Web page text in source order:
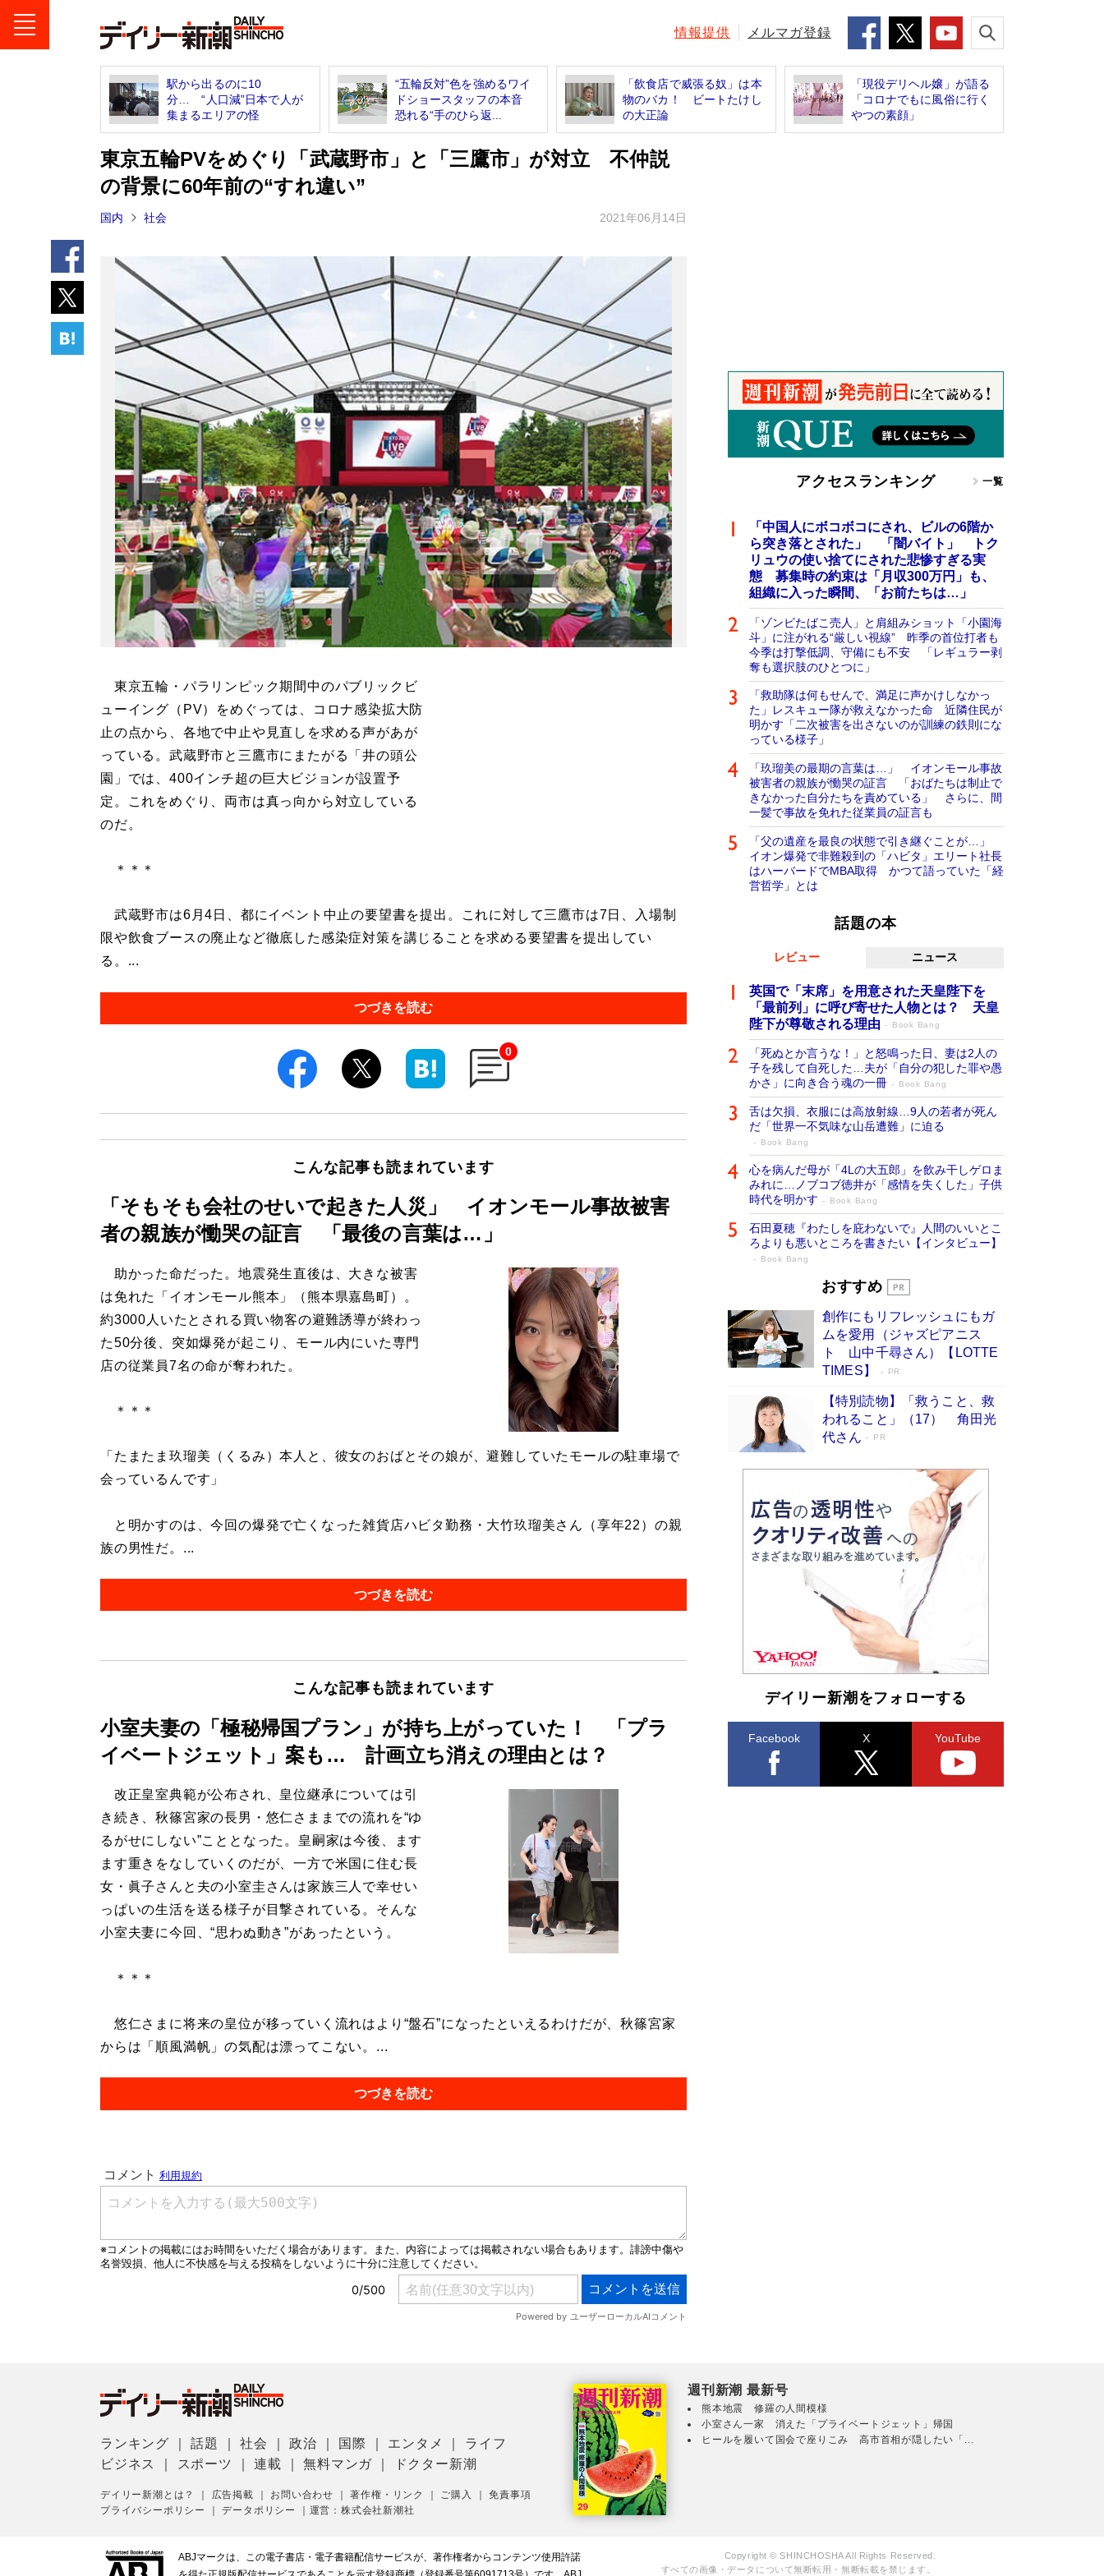
情報提供 メルマガ登録
駅から出るのに10
分… “人口減”日本で人が
集まるエリアの怪
“五輪反対”色を強めるワイ
ドショースタッフの本音
恐れる“手のひら返...
「飲食店で威張る奴」は本
物のバカ！ ビートたけし
の大正論
「現役デリヘル嬢」が語る
「コロナでもに風俗に行く
やつの素顔」
東京五輪PVをめぐり「武蔵野市」と「三鷹市」が対立 不仲説
の背景に60年前の“すれ違い”
国内 社会 2021年06月14日
東京五輪・パラリンピック期間中のパブリックビ
ューイング（PV）をめぐっては、コロナ感染拡大防
止の点から、各地で中止や見直しを求める声があが
っている。武蔵野市と三鷹市にまたがる「井の頭公
園」では、400インチ超の巨大ビジョンが設置予
定。これをめぐり、両市は真っ向から対立している
のだ。
＊＊＊
武蔵野市は6月4日、都にイベント中止の要望書を提出。これに対して三鷹市は7日、入場制
限や飲食ブースの廃止など徹底した感染症対策を講じることを求める要望書を提出してい
る。...
つづきを読む
0
こんな記事も読まれています
「そもそも会社のせいで起きた人災」 イオンモール事故被害
者の親族が慟哭の証言 「最後の言葉は…」
助かった命だった。地震発生直後は、大きな被害
は免れた「イオンモール熊本」（熊本県嘉島町）。
約3000人いたとされる買い物客の避難誘導が終わっ
た50分後、突如爆発が起こり、モール内にいた専門
店の従業員7名の命が奪われた。
＊＊＊
「たまたま玖瑠美（くるみ）本人と、彼女のおばとその娘が、避難していたモールの駐車場で
会っているんです」
と明かすのは、今回の爆発で亡くなった雑貨店ハビタ勤務・大竹玖瑠美さん（享年22）の親
族の男性だ。...
つづきを読む
こんな記事も読まれています
小室夫妻の「極秘帰国プラン」が持ち上がっていた！ 「プラ
イベートジェット」案も… 計画立ち消えの理由とは？
改正皇室典範が公布され、皇位継承については引
き続き、秋篠宮家の長男・悠仁さままでの流れを“ゆ
るがせにしない”こととなった。皇嗣家は今後、ます
ます重きをなしていくのだが、一方で米国に住む長
女・眞子さんと夫の小室圭さんは家族三人で幸せい
っぱいの生活を送る様子が目撃されている。そんな
小室夫妻に今回、“思わぬ動き”があったという。
＊＊＊
悠仁さまに将来の皇位が移っていく流れはより“盤石”になったといえるわけだが、秋篠宮家
からは「順風満帆」の気配は漂ってこない。...
つづきを読む
アクセスランキング 一覧
「中国人にボコボコにされ、ビルの6階か
ら突き落とされた」 「闇バイト」 トク
リュウの使い捨てにされた悲惨すぎる実
態 募集時の約束は「月収300万円」も、
組織に入った瞬間、「お前たちは…」
「ゾンビたばこ売人」と肩組みショット「小園海
斗」に注がれる“厳しい視線” 昨季の首位打者も
今季は打撃低調、守備にも不安 「レギュラー剥
奪も選択肢のひとつに」
「救助隊は何もせんで、満足に声かけしなかっ
た」レスキュー隊が救えなかった命 近隣住民が
明かす「二次被害を出さないのが訓練の鉄則にな
っている様子」
「玖瑠美の最期の言葉は…」 イオンモール事故
被害者の親族が慟哭の証言 「おばたちは制止で
きなかった自分たちを責めている」 さらに、間
一髪で事故を免れた従業員の証言も
「父の遺産を最良の状態で引き継ぐことが…」
イオン爆発で非難殺到の「ハビタ」エリート社長
はハーバードでMBA取得 かつて語っていた「経
営哲学」とは
話題の本
レビュー ニュース
英国で「末席」を用意された天皇陛下を
「最前列」に呼び寄せた人物とは？ 天皇
陛下が尊敬される理由
Book Bang
「死ぬとか言うな！」と怒鳴った日、妻は2人の
子を残して自死した…夫が「自分の犯した罪や愚
かさ」に向き合う魂の一冊
Book Bang
舌は欠損、衣服には高放射線…9人の若者が死ん
だ「世界一不気味な山岳遭難」に迫る
Book Bang
心を病んだ母が「4Lの大五郎」を飲み干しゲロま
みれに…ノブコブ徳井が「感情を失くした」子供
時代を明かす
Book Bang
石田夏穂『わたしを庇わないで』人間のいいとこ
ろよりも悪いところを書きたい【インタビュー】
Book Bang
73歳でも働くしかない 「老後レス時代」
「なんで？ そんな馬鹿な……」90歳になった作
家・阿刀田高さんが、ひとり暮らしの生活を明か
す
Book Bang
グに『容疑者Xの献身』『白夜行』など代表作が
並ぶ［文庫ベストセラー］
Book Bang
和田秀樹の70代、80代向け新書がベスト3を独
「『火垂るの墓』は、大嘘である」原作者が抱き
続けた“自責の念”とは…「自己憐憫は描きたくな
い」監督が徹底的にこだわったこと（後編） #
戦争の記憶
Book Bang
おすすめ
創作にもリフレッシュにもガ
ムを愛用（ジャズピアニス
ト 山中千尋さん）【LOTTE
TIMES】
PR
【特別読物】「救うこと、救
われること」（17） 角田光
代さん
PR
デイリー新潮をフォローする
Facebook X YouTube
ランキング ｜話題 ｜社会 ｜政治 国際 エンタメ
ライフ
ビジネス
スポーツ ｜連載 ｜無料マンガ ドクター新潮
デイリー新潮とは？ 広告掲載 お問い合わせ ｜著作権・リンク ご購入 ｜免責事項
プライバシーポリシー
｜データポリシー 運営：株式会社新潮社
週刊新潮 最新号
熊本地震 修羅の人間模様
小室さん一家 消えた「プライベートジェット」帰国
ヒールを履いて国会で座りこみ 高市首相が隠したい「...
ABJマークは、この電子書店・電子書籍配信サービスが、著作権者からコンテンツ使用許諾
Copyright © SHINCHOSHA All Rights Reserved.
すべての画像・データについて無断転用・無断転載を禁じます。